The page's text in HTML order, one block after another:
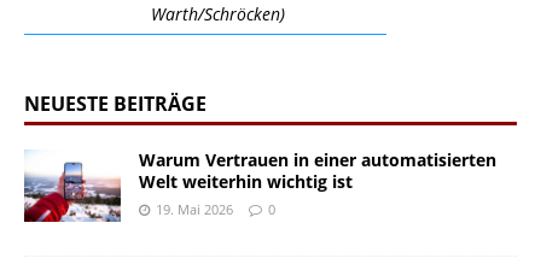
Warth/Schröcken)
NEUESTE BEITRÄGE
Warum Vertrauen in einer automatisierten
Welt weiterhin wichtig ist
19. Mai 2026 0